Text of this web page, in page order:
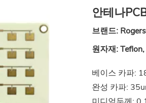
안테나
브랜드:
원자재:
베이스 카파:
완성 카파: